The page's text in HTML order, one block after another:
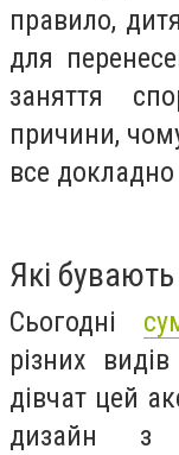
правило,
для
заняття
причини,
все
Які
Сьогодні
різних
дівчат цей
дизайн з